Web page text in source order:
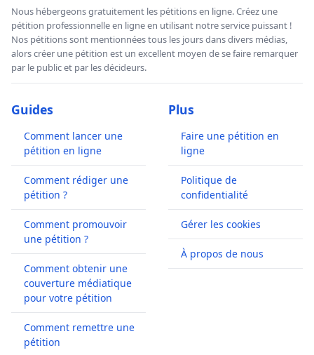
Nous hébergeons gratuitement les pétitions en ligne. Créez une
pétition professionnelle en ligne en utilisant notre service puissant !
Nos pétitions sont mentionnées tous les jours dans divers médias,
alors créer une pétition est un excellent moyen de se faire remarquer
par le public et par les décideurs.
Guides
Comment lancer une
pétition en ligne
Comment rédiger une
pétition ?
Comment promouvoir
une pétition ?
Comment obtenir une
couverture médiatique
pour votre pétition
Comment remettre une
pétition
Plus
Faire une pétition en
ligne
Politique de
confidentialité
Gérer les cookies
À propos de nous